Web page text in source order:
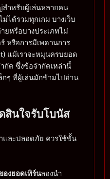
ำหรับผู้เล่นหลายคน
ได้รวมทุกเกม บางเว็บ
ยหรือบางประเภทไม่
หรือการมีเพดานการ
แม้เราจะหมุนครบยอด
กัด ซึ่งข้อจำกัดเหล่านี้
กๆ ที่ผู้เล่นมักข้ามไปอ่าน
สินใจรับโบนัส
และปลอดภัย ควรใช้ขั้น
งยอดเทิร์นลองนำ